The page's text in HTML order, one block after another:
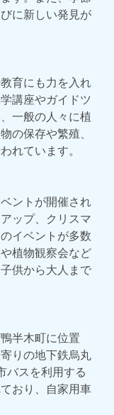
に新しい発見が
育にも力を入れ
講座やガイドツ
一般の人々に植
の保存や繁殖、
れています。
ントが開催され
ップ、クリスマ
イベントが多数
植物観察会など
供から大人まで
半木町に位置
りの地下鉄烏丸
バスを利用する
おり、自家用車